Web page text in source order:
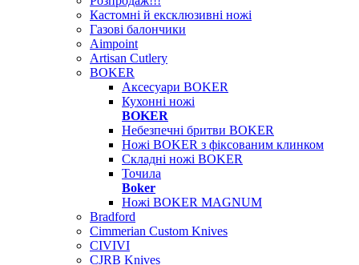
Кастомні й ексклюзивні ножі
Газові балончики
Aimpoint
Artisan Cutlery
BOKER
Аксесуари BOKER
Кухонні ножі
BOKER
Небезпечні бритви BOKER
Ножі BOKER з фіксованим клинком
Складні ножі BOKER
Точила
Boker
Ножі BOKER MAGNUM
Bradford
Cimmerian Custom Knives
CIVIVI
CJRB Knives